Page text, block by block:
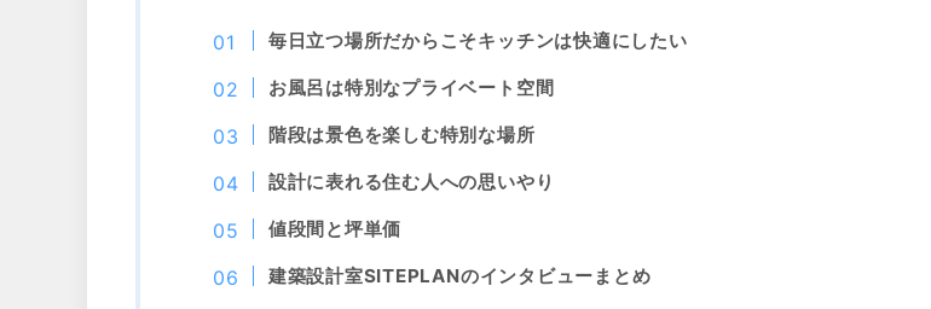
毎日立つ場所だからこそキッチンは快適にしたい
お風呂は特別なプライベート空間
階段は景色を楽しむ特別な場所
設計に表れる住む人への思いやり
値段間と坪単価
建築設計室SITEPLANのインタビューまとめ